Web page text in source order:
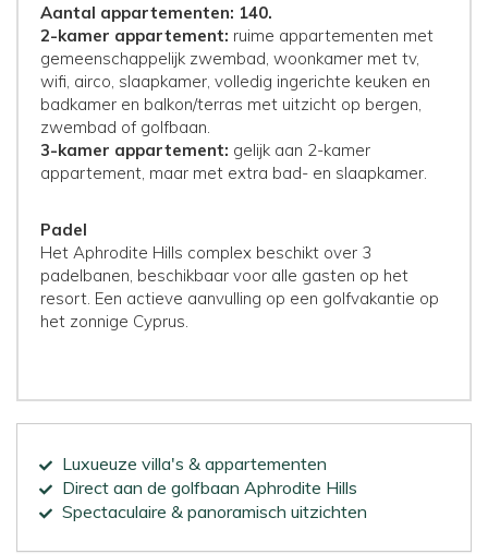
Aantal appartementen: 140.
2-kamer appartement: ruime appartementen met
gemeenschappelijk zwembad, woonkamer met tv,
wifi, airco, slaapkamer, volledig ingerichte keuken en
badkamer en balkon/terras met uitzicht op bergen,
zwembad of golfbaan.
3-kamer appartement: gelijk aan 2-kamer
appartement, maar met extra bad- en slaapkamer.
Padel
Het Aphrodite Hills complex beschikt over 3
padelbanen, beschikbaar voor alle gasten op het
resort. Een actieve aanvulling op een golfvakantie op
het zonnige Cyprus.
Luxueuze villa's & appartementen
Direct aan de golfbaan Aphrodite Hills
Spectaculaire & panoramisch uitzichten